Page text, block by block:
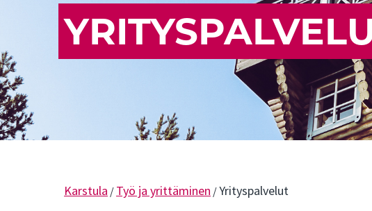
Karstula /Työ ja yrittäminen /Yrityspalvelut